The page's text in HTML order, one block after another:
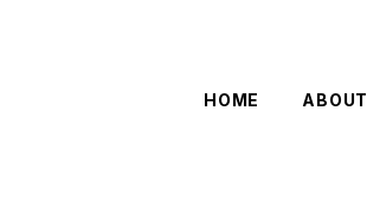
HOME ABOUT